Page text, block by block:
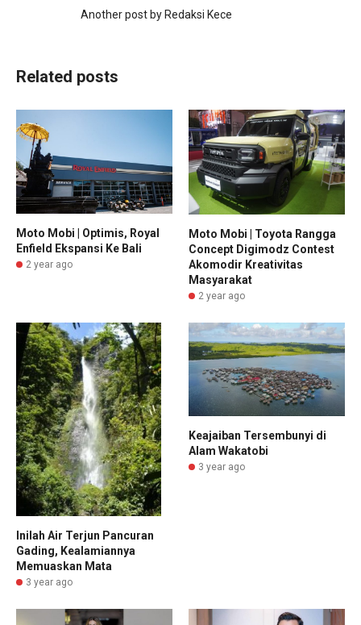
Another post by Redaksi Kece
Related posts
Moto Mobi | Optimis, Royal
Enfield Ekspansi Ke Bali
2 year ago
Moto Mobi | Toyota Rangga
Concept Digimodz Contest
Akomodir Kreativitas
Masyarakat
2 year ago
Inilah Air Terjun Pancuran
Gading, Kealamiannya
Memuaskan Mata
3 year ago
Keajaiban Tersembunyi di
Alam Wakatobi
3 year ago